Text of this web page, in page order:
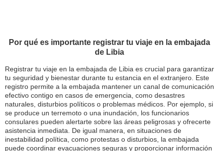
Por qué es importante registrar tu viaje en la embajada
de Libia
Registrar tu viaje en la embajada de Libia es crucial para garantizar
tu seguridad y bienestar durante tu estancia en el extranjero. Este
registro permite a la embajada mantener un canal de comunicación
efectivo contigo en casos de emergencia, como desastres
naturales, disturbios políticos o problemas médicos. Por ejemplo, si
se produce un terremoto o una inundación, los funcionarios
consulares pueden alertarte sobre las áreas peligrosas y ofrecerte
asistencia inmediata. De igual manera, en situaciones de
inestabilidad política, como protestas o disturbios, la embajada
puede coordinar evacuaciones seguras y proporcionar información